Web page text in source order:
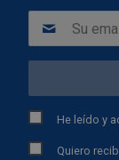
He leído y
Quiero